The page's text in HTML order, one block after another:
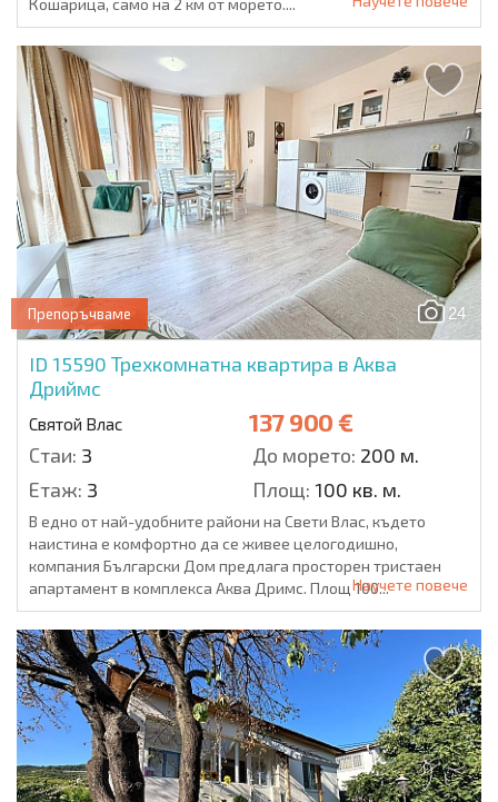
Кошарица, само на 2 км от морето....
24
Препоръчваме
ID 15590 Трехкомнатна квартира в Аква
Дриймс
Святой Влас 137 900 €
Стаи: 3 До морето: 200 м.
Етаж: 3 Площ: 100 кв. м.
В едно от най-удобните райони на Свети Влас, където
наистина е комфортно да се живее целогодишно,
компания Български Дом предлага просторен тристаен
апартамент в комплекса Аква Дримс. Площ 100...Научете повече